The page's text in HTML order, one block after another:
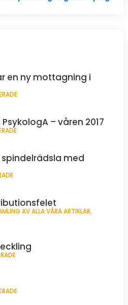
en ny mottagning i
– våren 2017
med
AV ALLA VÅRA ARTIKLAR,